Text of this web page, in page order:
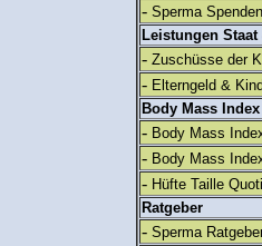
- Sperma Spenden
Leistungen Staat
- Zuschüsse der
- Elterngeld &
Body Mass
- Body Mass
- Body Mass
- Hüfte Taille
Ratgeber
- Sperma